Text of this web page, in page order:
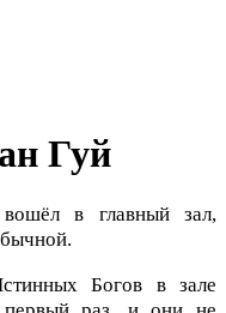
Гуй
в главный зал,
Богов в зале